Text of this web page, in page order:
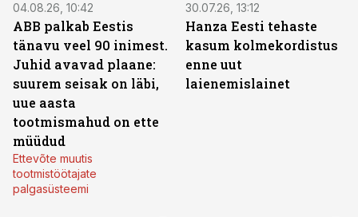
04.08.26, 10:42
ABB palkab Eestis
tänavu veel 90 inimest.
Juhid avavad plaane:
suurem seisak on läbi,
uue aasta
tootmismahud on ette
müüdud
Ettevõte muutis
tootmistöötajate
palgasüsteemi
30.07.26, 13:12
Hanza Eesti tehaste
kasum kolmekordistus
enne uut
laienemislainet